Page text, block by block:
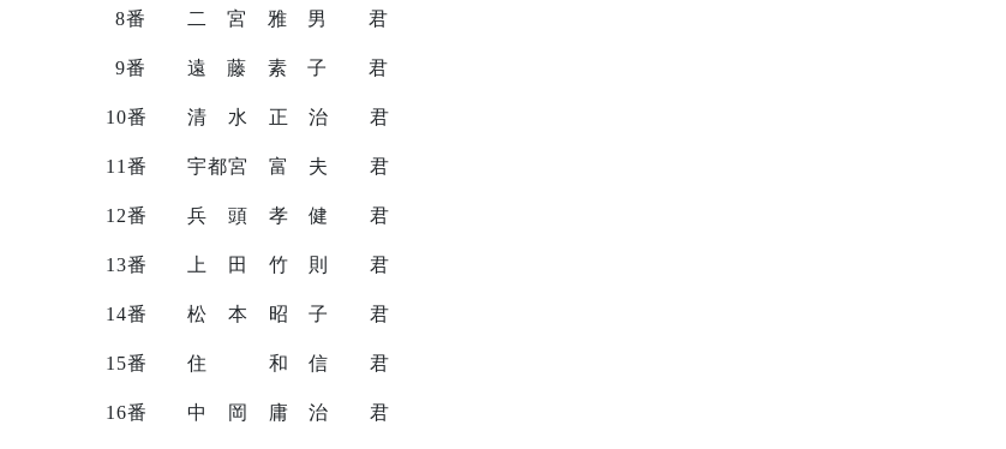
8番 二 宮 雅 男 君
9番 遠 藤 素 子 君
10番 清 水 正 治 君
11 番 宇都宮 富 夫 君
12番 兵 頭 孝 健 君
13番 上 田 竹 則 君
14番 松 本 昭 子 君
15番 住 和 信 君
16番 中 岡 庸 治 君